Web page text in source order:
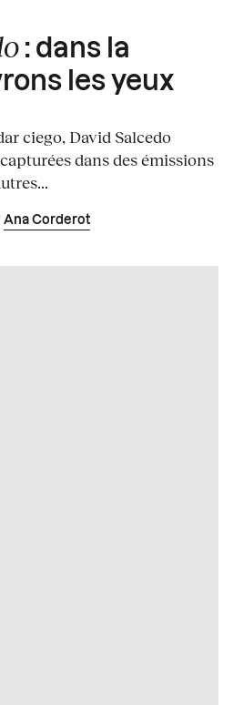
: dans la
les yeux
ciego, David Salcedo
dans des émissions
Ana Corderot